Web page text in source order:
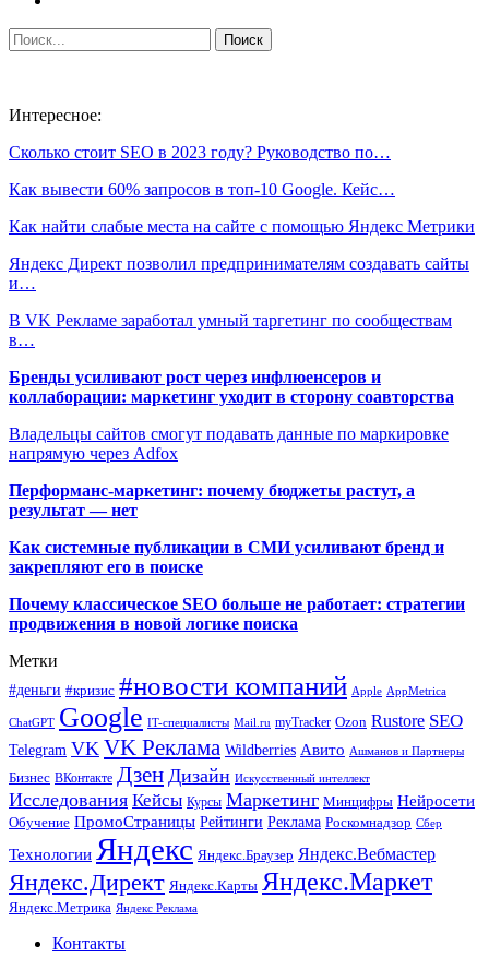
Интересное:
Сколько стоит SEO в 2023 году? Руководство по…
Как вывести 60% запросов в топ-10 Google. Кейс…
Как найти слабые места на сайте с помощью Яндекс Метрики
Яндекс Директ позволил предпринимателям создавать сайты
и…
В VK Рекламе заработал умный таргетинг по сообществам
в…
Бренды усиливают рост через инфлюенсеров и
коллаборации: маркетинг уходит в сторону соавторства
Владельцы сайтов смогут подавать данные по маркировке
напрямую через Adfox
Перформанс-маркетинг: почему бюджеты растут, а
результат — нет
Как системные публикации в СМИ усиливают бренд и
закрепляют его в поиске
Почему классическое SEO больше не работает: стратегии
продвижения в новой логике поиска
Метки
#деньги #кризис #новости компаний Apple AppMetrica
ChatGPT Google IT-специалисты Mail.ru myTracker Ozon Rustore SEO
Telegram VK VK Реклама Wildberries Авито Ашманов и Партнеры
Бизнес ВКонтакте Дзен Дизайн Искусственный интеллект
Исследования Кейсы Курсы Маркетинг Минцифры Нейросети
Обучение ПромоСтраницы Рейтинги Реклама Роскомнадзор Сбер
Технологии Яндекс Яндекс.Браузер Яндекс.Вебмастер
Яндекс.Директ Яндекс.Карты Яндекс.Маркет
Яндекс.Метрика Яндекс Реклама
Контакты